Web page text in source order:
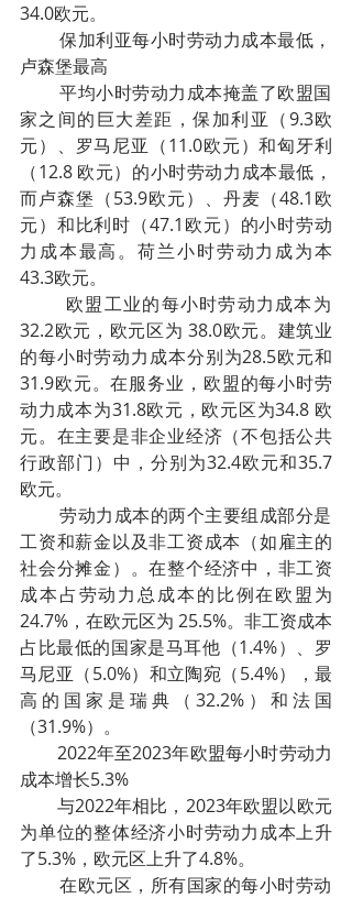
34.0欧元。
        保加利亚每小时劳动力成本最低，
卢森堡最高
        平均小时劳动力成本掩盖了欧盟国
家之间的巨大差距，保加利亚（9.3欧
元）、罗马尼亚（11.0欧元）和匈牙利
（12.8 欧元）的小时劳动力成本最低，
而卢森堡（53.9欧元）、丹麦（48.1欧
元）和比利时（47.1欧元）的小时劳动
力成本最高。荷兰小时劳动力成为本
43.3欧元。
32.2欧元，欧元区为 38.0欧元。建筑业
的每小时劳动力成本分别为28.5欧元和
31.9欧元。在服务业，欧盟的每小时劳
动力成本为31.8欧元，欧元区为34.8 欧
元。在主要是非企业经济（不包括公共
行政部门）中，分别为32.4欧元和35.7
欧元。
        劳动力成本的两个主要组成部分是
工资和薪金以及非工资成本（如雇主的
社会分摊金）。在整个经济中，非工资
成本占劳动力总成本的比例在欧盟为
24.7%，在欧元区为 25.5%。非工资成本
占比最低的国家是马耳他（1.4%）、罗
马尼亚（5.0%）和立陶宛（5.4%），最
高的国家是瑞典（32.2%）和法国
（31.9%）。
成本增长5.3%
为单位的整体经济小时劳动力成本上升
了5.3%，欧元区上升了4.8%。
        在欧元区，所有国家的每小时劳动